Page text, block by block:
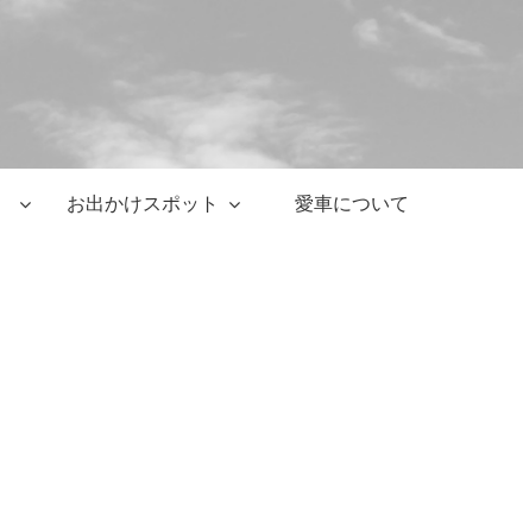
お出かけスポット 愛車について